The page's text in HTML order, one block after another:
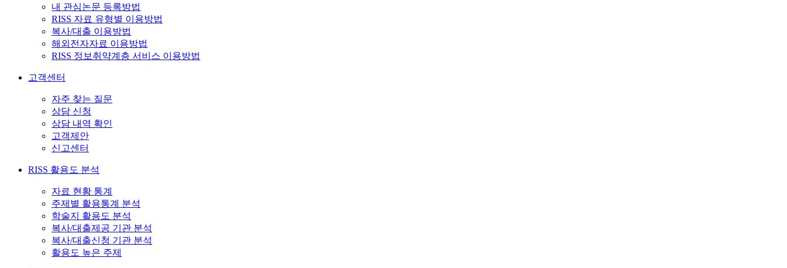
내 관심논문 등록방법
RISS 자료 유형별 이용방법
복사/대출 이용방법
해외전자자료 이용방법
RISS 정보취약계층 서비스 이용방법
고객센터
자주 찾는 질문
상담 신청
상담 내역 확인
고객제안
신고센터
RISS 활용도 분석
자료 현황 통계
주제별 활용통계 분석
학술지 활용도 분석
복사/대출제공 기관 분석
복사/대출신청 기관 분석
활용도 높은 주제